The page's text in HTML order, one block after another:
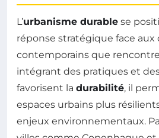
L’urbanisme durable se
réponse stratégique face aux
contemporains que
intégrant des pratiques et
favorisent la durabilité, il
espaces urbains plus
enjeux environnementaux.